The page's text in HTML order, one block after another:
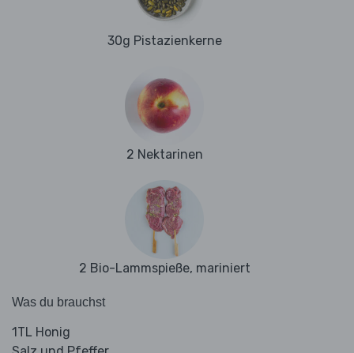
30g Pistazienkerne
2 Nektarinen
2 Bio-Lammspieße, mariniert
Was du brauchst
1TL Honig